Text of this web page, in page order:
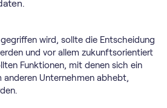
wird, sollte die Entscheidung
und vor allem zukunftsorientiert
Funktionen, mit denen sich ein
anderen Unternehmen abhebt,